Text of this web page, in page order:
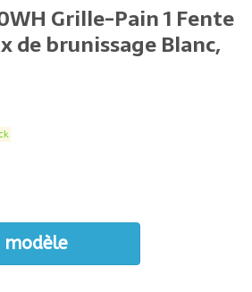
Grille-Pain 1 Fente
de brunissage Blanc,
modèle